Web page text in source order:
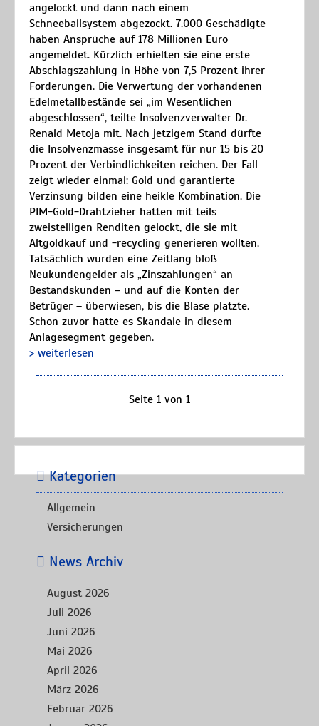
angelockt und dann nach einem
Schneeballsystem abgezockt. 7.000 Geschädigte
haben Ansprüche auf 178 Millionen Euro
angemeldet. Kürzlich erhielten sie eine erste
Abschlagszahlung in Höhe von 7,5 Prozent ihrer
Forderungen. Die Verwertung der vorhandenen
Edelmetallbestände sei „im Wesentlichen
abgeschlossen“, teilte Insolvenzverwalter Dr.
Renald Metoja mit. Nach jetzigem Stand dürfte
die Insolvenzmasse insgesamt für nur 15 bis 20
Prozent der Verbindlichkeiten reichen. Der Fall
zeigt wieder einmal: Gold und garantierte
Verzinsung bilden eine heikle Kombination. Die
PIM-Gold-Drahtzieher hatten mit teils
zweistelligen Renditen gelockt, die sie mit
Altgoldkauf und -recycling generieren wollten.
Tatsächlich wurden eine Zeitlang bloß
Neukundengelder als „Zinszahlungen“ an
Bestandskunden – und auf die Konten der
Betrüger – überwiesen, bis die Blase platzte.
Schon zuvor hatte es Skandale in diesem
Anlagesegment gegeben.
> weiterlesen
Seite 1 von 1
Kategorien
Allgemein
Versicherungen
News Archiv
August 2026
Juli 2026
Juni 2026
Mai 2026
April 2026
März 2026
Februar 2026